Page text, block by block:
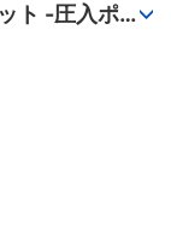
ト -圧入ポス